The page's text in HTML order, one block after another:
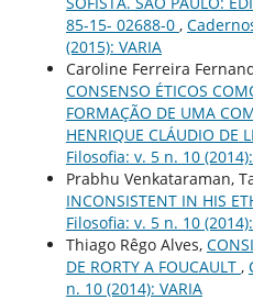
85-15- 02688-0 ,
(2015): VARIA
Caroline Ferreira
CONSENSO ÉTICOS
FORMAÇÃO DE UMA
HENRIQUE CLÁUDIO DE
Filosofia: v. 5 n. 10
Prabhu Venkataraman,
INCONSISTENT IN HIS
Filosofia: v. 5 n. 10
Thiago Rêgo Alves,
DE RORTY A FOUCAULT ,
n. 10 (2014): VARIA